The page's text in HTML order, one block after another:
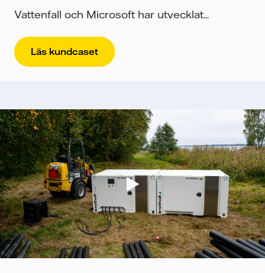
Vattenfall och Microsoft har utvecklat...
Läs kundcaset